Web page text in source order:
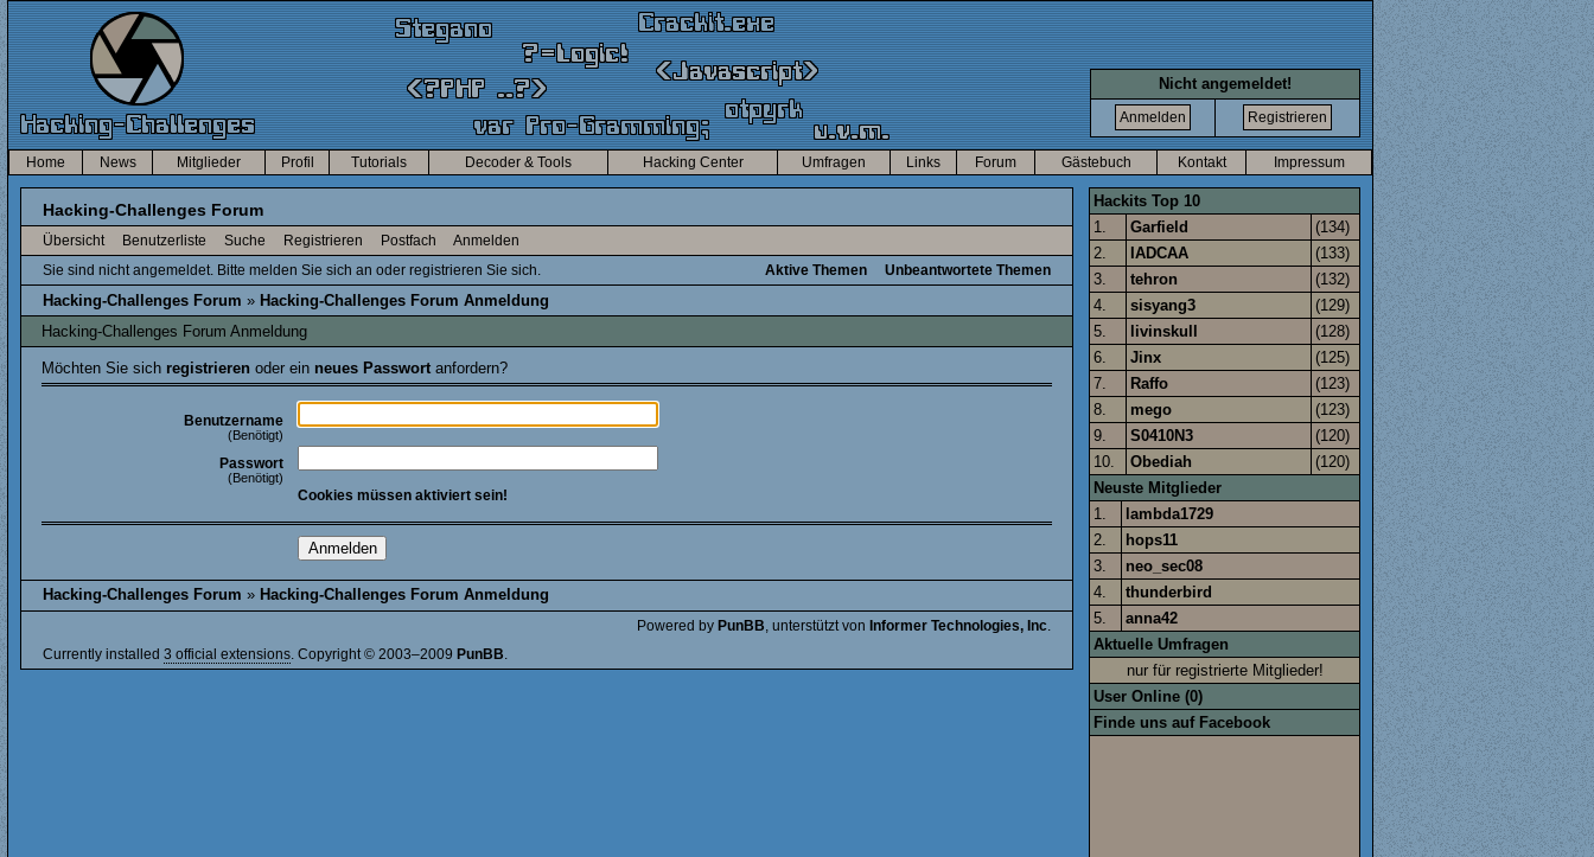
Nicht angemeldet!
Home News Mitglieder Profil Tutorials Decoder & Tools Hacking Center Umfragen Links Forum Gästebuch Kontakt Impressum
Hackits Top 10
1.
Garfield
(134)
2.
IADCAA
(133)
3.
tehron
(132)
4.
sisyang3
(129)
5.
livinskull
(128)
6.
Jinx
(125)
7.
Raffo
(123)
8.
mego
(123)
9.
S0410N3
(120)
10.
Obediah
(120)
Neuste Mitglieder
1.
lambda1729
2.
hops11
3.
neo_sec08
4.
thunderbird
5.
anna42
Aktuelle Umfragen
nur für registrierte Mitglieder!
User Online (0)
Finde uns auf Facebook